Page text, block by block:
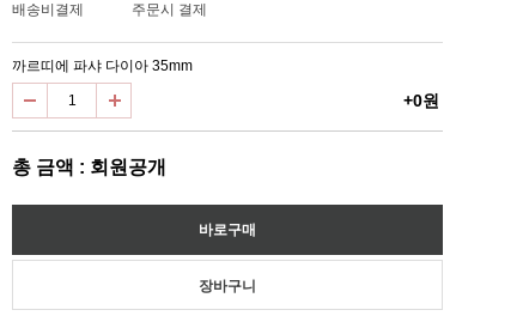
배송비결제 주문시 결제
까르띠에 파샤 다이아 35mm
+0원
총 금액 : 회원공개